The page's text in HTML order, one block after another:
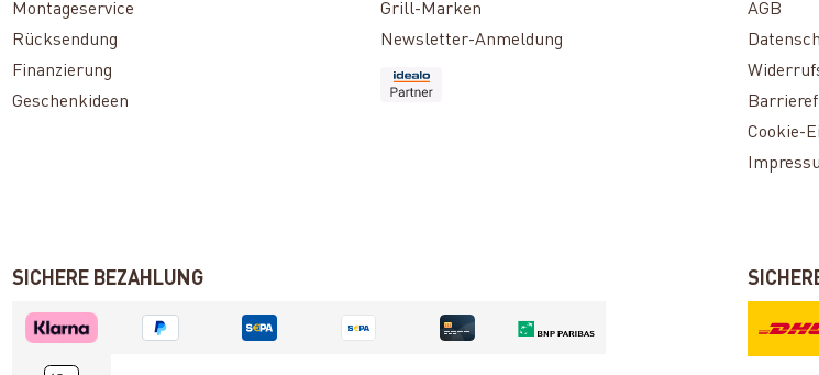
Montageservice
Rücksendung
Finanzierung
Geschenkideen
Grill-Marken
Newsletter-Anmeldung
AGB
Cookie-
SICHERE BEZAHLUNG